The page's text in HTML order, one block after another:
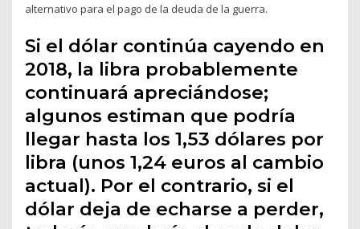
alternativo para el pago de la deuda de la guerra.
Si el dólar continúa cayendo en
2018, la libra probablemente
continuará apreciándose;
algunos estiman que podría
llegar hasta los 1,53 dólares por
libra (unos 1,24 euros al cambio
actual). Por el contrario, si el
dólar deja de echarse a perder,